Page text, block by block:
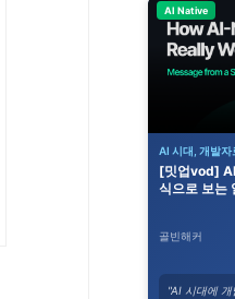
AI Native
AI 시대, 개발자
[밋업vod]
식으로 보는
골빈해커
"AI 시대에